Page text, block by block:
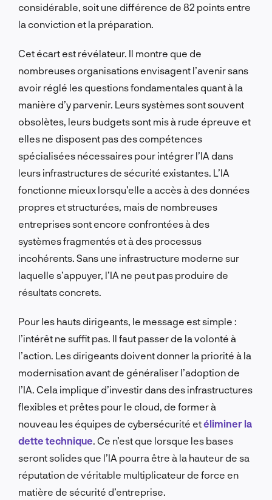
considérable, soit une différence de 82 points entre
la conviction et la préparation.
Cet écart est révélateur. Il montre que de
nombreuses organisations envisagent l’avenir sans
avoir réglé les questions fondamentales quant à la
manière d’y parvenir. Leurs systèmes sont souvent
obsolètes, leurs budgets sont mis à rude épreuve et
elles ne disposent pas des compétences
spécialisées nécessaires pour intégrer l’IA dans
leurs infrastructures de sécurité existantes. L’IA
fonctionne mieux lorsqu’elle a accès à des données
propres et structurées, mais de nombreuses
entreprises sont encore confrontées à des
systèmes fragmentés et à des processus
incohérents. Sans une infrastructure moderne sur
laquelle s’appuyer, l’IA ne peut pas produire de
résultats concrets.
Pour les hauts dirigeants, le message est simple :
l’intérêt ne suffit pas. Il faut passer de la volonté à
l’action. Les dirigeants doivent donner la priorité à la
modernisation avant de généraliser l’adoption de
l’IA. Cela implique d’investir dans des infrastructures
flexibles et prêtes pour le cloud, de former à
nouveau les équipes de cybersécurité etéliminer la
dette technique . Ce n’est que lorsque les bases
seront solides que l’IA pourra être à la hauteur de sa
réputation de véritable multiplicateur de force en
matière de sécurité d’entreprise.